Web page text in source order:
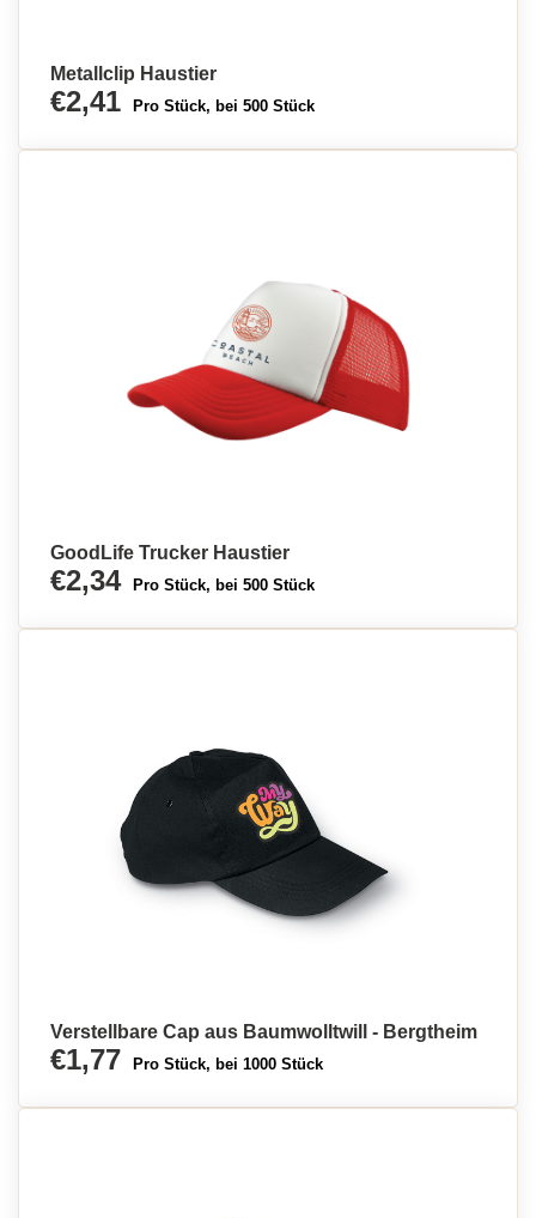
Metallclip Haustier
€2,41 Pro Stück, bei 500 Stück
GoodLife Trucker Haustier
€2,34 Pro Stück, bei 500 Stück
Verstellbare Cap aus Baumwolltwill - Bergtheim
€1,77 Pro Stück, bei 1000 Stück